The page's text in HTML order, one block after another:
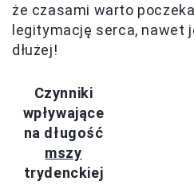
że czasami warto
legitymację serca, nawet
dłużej!
Czynniki
wpływające
na długość
mszy
trydenckiej